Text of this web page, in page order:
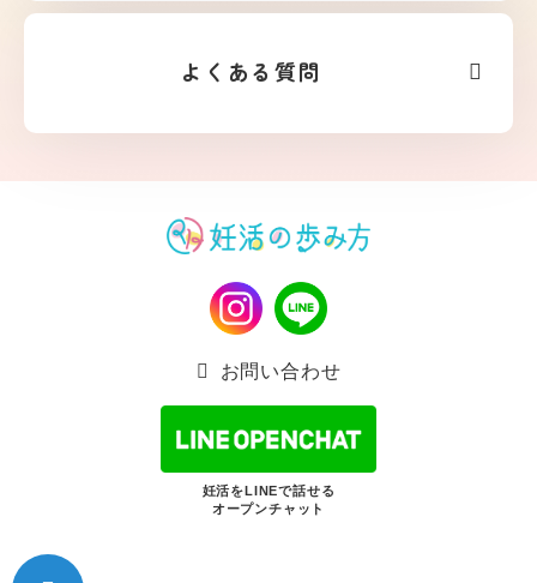
よくある質問
お問い合わせ
妊活をLINEで話せる
オープンチャット